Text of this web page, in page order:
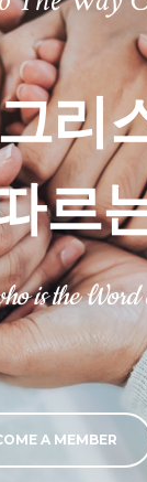
리
르
is the
A MEMBER